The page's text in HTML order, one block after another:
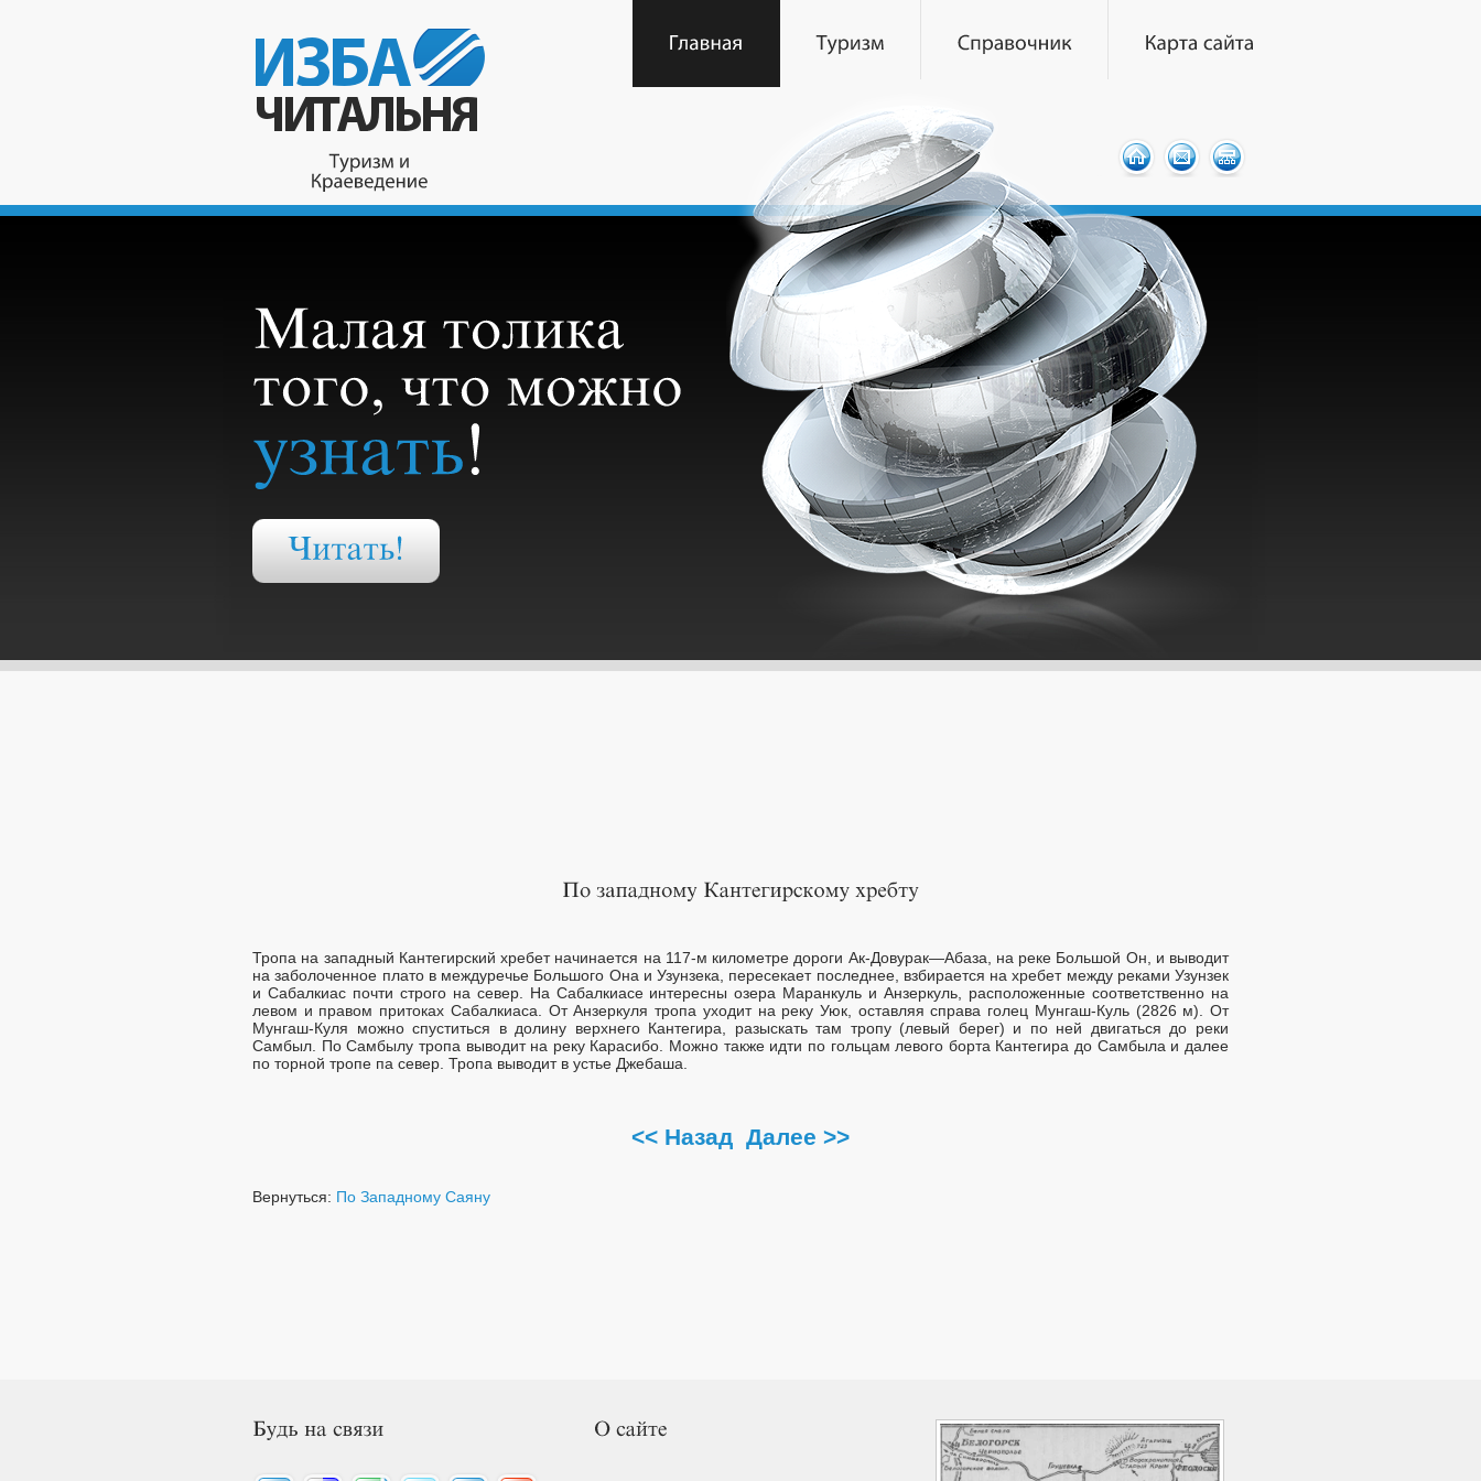
Тропа на западный Кантегирский хребет начинается на 117-м километре дороги Ак-Довурак—Абаза, на реке Большой Он, и выводит
на заболоченное плато в междуречье Большого Она и Узунзека, пересекает последнее, взбирается на хребет между реками Узунзек
и Сабалкиас почти строго на север. На Сабалкиасе интересны озера Маранкуль и Анзеркуль, расположенные соответственно на
левом и правом притоках Сабалкиаса. От Анзеркуля тропа уходит на реку Уюк, оставляя справа голец Мунгаш-Куль (2826 м). От
Мунгаш-Куля можно спуститься в долину верхнего Кантегира, разыскать там тропу (левый берег) и по ней двигаться до реки
Самбыл. По Самбылу тропа выводит на реку Карасибо. Можно также идти по гольцам левого борта Кантегира до Самбыла и далее
по торной тропе па север. Тропа выводит в устье Джебаша.
<< Назад Далее >>
Вернуться: По Западному Саяну